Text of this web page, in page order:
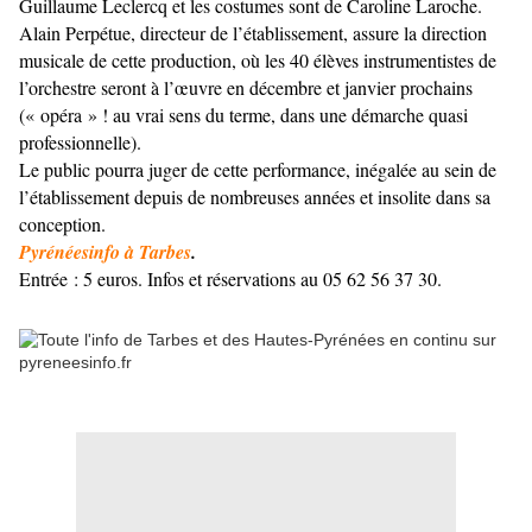
Guillaume Leclercq et les costumes sont de Caroline Laroche.
Alain Perpétue, directeur de l’établissement, assure la direction
musicale de cette production, où les 40 élèves instrumentistes de
l’orchestre seront à l’œuvre en décembre et janvier prochains
(« opéra » ! au vrai sens du terme, dans une démarche quasi
professionnelle).
Le public pourra juger de cette performance, inégalée au sein de
l’établissement depuis de nombreuses années et insolite dans sa
conception.
Pyrénéesinfo à Tarbes.
Entrée : 5 euros. Infos et réservations au 05 62 56 37 30.